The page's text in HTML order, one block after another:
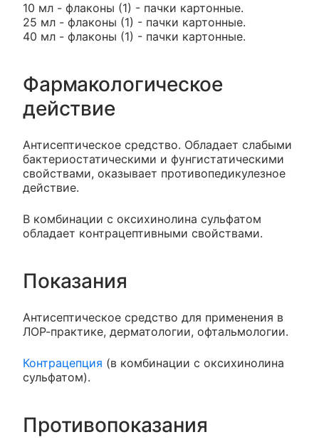
10 мл - флаконы (1) - пачки картонные.
25 мл - флаконы (1) - пачки картонные.
40 мл - флаконы (1) - пачки картонные.
Фармакологическое
действие
Антисептическое средство. Обладает слабыми
бактериостатическими и фунгистатическими
свойствами, оказывает противопедикулезное
действие.
В комбинации с оксихинолина сульфатом
обладает контрацептивными свойствами.
Показания
Антисептическое средство для применения в
ЛОР-практике, дерматологии, офтальмологии.
Контрацепция (в комбинации с оксихинолина
сульфатом).
Противопоказания